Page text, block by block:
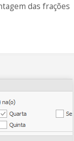
das frações